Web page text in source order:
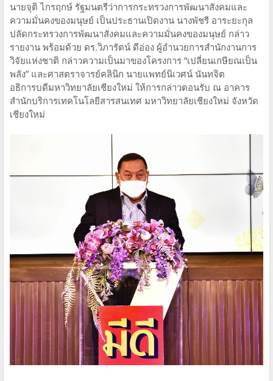
นายจุติ ไกรฤกษ์ รัฐมนตรีว่าการกระทรวงการพัฒนาสังคมและ
ความมั่นคงของมนุษย์​ เป็นประธานเปิดงาน​ นางพัชรี อาระยะกุล​
ปลัดกระทรวงการพัฒนาสังคมและความมั่นคงของมนุษย์​ กล่าว
รายงาน​ ​พร้อมด้วย​ ดร.วิภารัตน์ ดีอ่อง ผู้อำนวยการสำนักงานการ
วิจัยแห่งชาติ กล่าวความเป็นมาของโครงการ “เปลี่ยนเกษียณ​เป็น​
พลัง” และศาสตราจารย์​คลินิก นายแพทย์นิเวศน์ นันทจิต
อธิการบดีมหาวิทยาลัยเชียงใหม่ ให้การกล่าวตอนรับ​ ณ​ อาคาร
สำนักบริการเทคโนโลยีสารสนเทศ​ มหาวิทยาลัยเชียงใหม่​ จังหวัด​
เชียงใหม่​